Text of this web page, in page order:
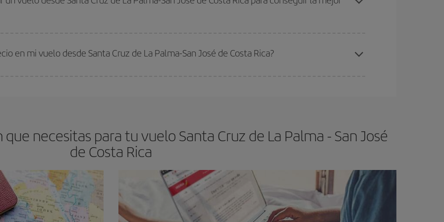
con antelación es
fundamentalpara conseguir
vuelos baratos a Santa Cruz de La Palma-San José de Costa Rica-
en mi vuelo desde Santa Cruz de La Palma-San José de Costa Rica?
necesitas para tu vuelo Santa Cruz de La Palma - San José
de Costa Rica